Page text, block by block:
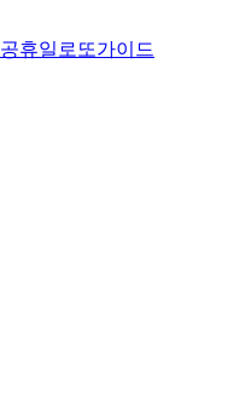
공휴일로또가이드